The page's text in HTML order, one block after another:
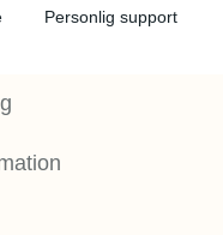
Personlig support